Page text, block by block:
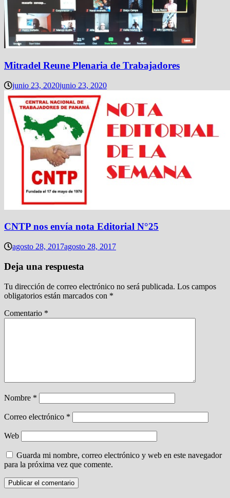
Mitradel Reune Plenaria de Trabajadores
junio 23, 2020junio 23, 2020
CNTP nos envía nota Editorial N°25
agosto 28, 2017agosto 28, 2017
Deja una respuesta
Tu dirección de correo electrónico no será publicada. Los campos
obligatorios están marcados con *
Comentario *
Nombre *
Correo electrónico *
Web
Guarda mi nombre, correo electrónico y web en este navegador
para la próxima vez que comente.